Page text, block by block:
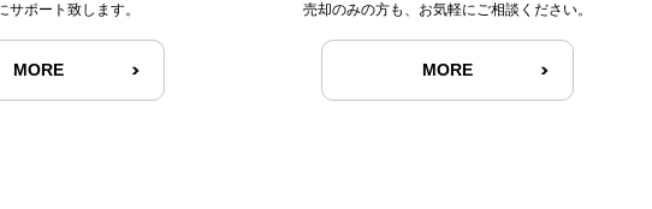
サポート致します。
MORE
売却のみの方も、お気軽にご相談ください。
MORE